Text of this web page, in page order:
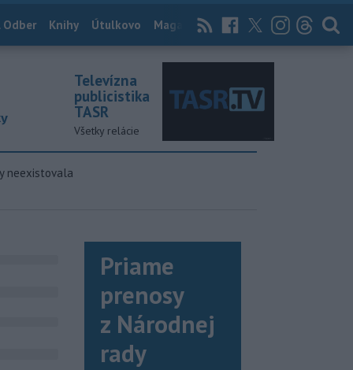
Odber Knihy Útulkovo Magazín News Now Archív
Televízna
publicistika
TASR
Všetky relácie
neexistovala
Priame
prenosy
z Národnej
rady